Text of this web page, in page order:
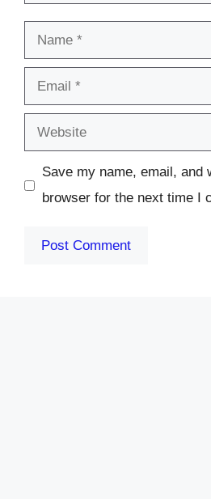
Name
Email
Website
Save my name, email, and
browser for the next time I